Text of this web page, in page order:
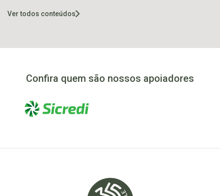
Ver todos conteúdos
Confira quem são nossos apoiadores